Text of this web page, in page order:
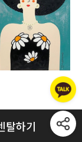
탈하기